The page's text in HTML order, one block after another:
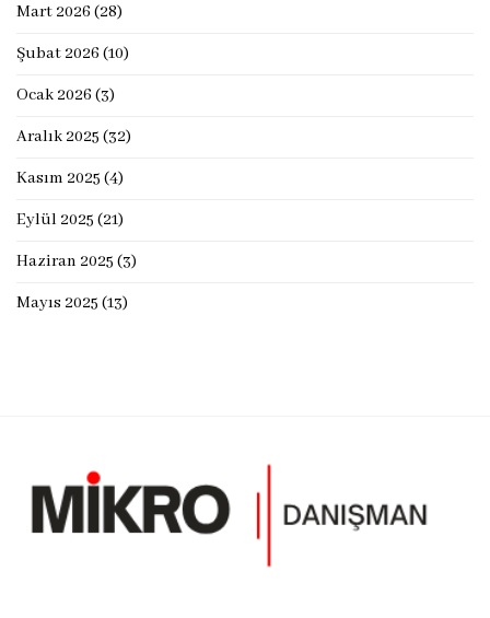
Mart 2026 (28)
Şubat 2026 (10)
Ocak 2026 (3)
Aralık 2025 (32)
Kasım 2025 (4)
Eylül 2025 (21)
Haziran 2025 (3)
Mayıs 2025 (13)